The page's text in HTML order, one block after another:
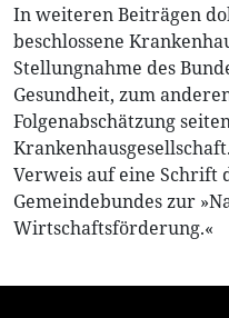
In weiteren Beiträgen
beschlossene
Stellungnahme des
Gesundheit, zum
Folgenabschätzung
Verweis auf eine Schrift
Gemeindebundes zur
Wirtschaftsförderung.«